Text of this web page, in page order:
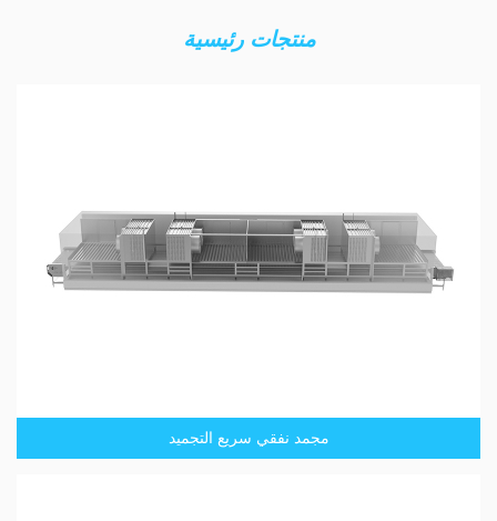
منتجات رئيسية
مجمد نفقي سريع التجميد